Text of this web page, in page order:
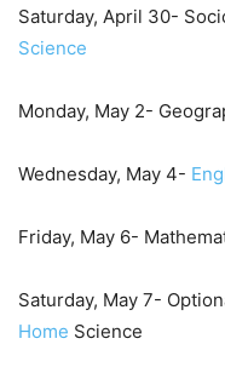
Saturday, April 30-
Science
Monday, May 2-
Wednesday, May 4-
Friday, May 6-
Saturday, May 7-
Home Science